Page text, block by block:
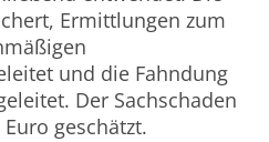
Ermittlungen zum
und die Fahndung
Der Sachschaden
geschätzt.